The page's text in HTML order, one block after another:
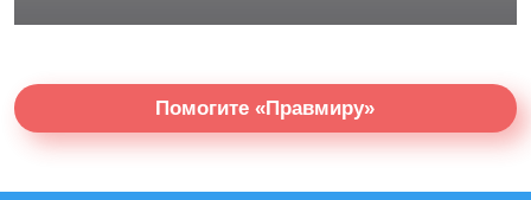
Помогите «Правмиру»